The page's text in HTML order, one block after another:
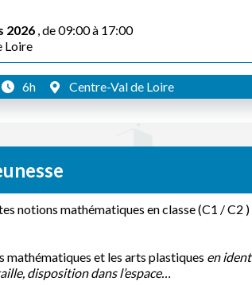
2026 , de 09:00 à 17:00
Loire
6h Centre-Val de Loire
notions mathématiques en classe (C1 / C2 )
et les arts plastiques en
disposition dans l’espace…